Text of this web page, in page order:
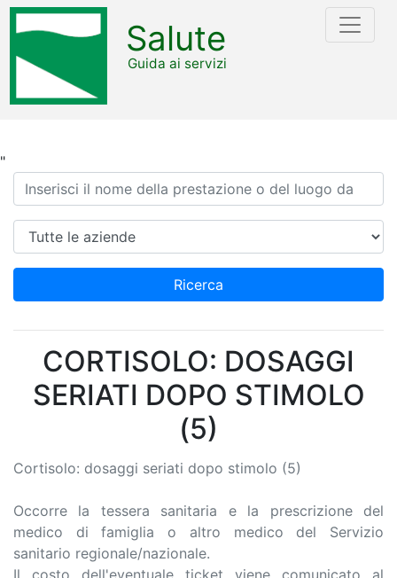
"
Salute
Guida ai servizi
Ricerca
Azienda
Ricerca
CORTISOLO: DOSAGGI
SERIATI DOPO STIMOLO
(5)
Cortisolo: dosaggi seriati dopo stimolo (5)
Occorre la tessera sanitaria e la prescrizione del
medico di famiglia o altro medico del Servizio
sanitario regionale/nazionale.
Il costo dell'eventuale ticket viene comunicato al